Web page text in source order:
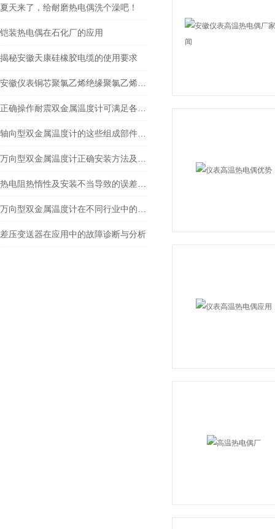
夏天来了，给耐磨热电偶洗个澡吧！
铠装热电偶在石化厂的应用
揭秘安徽天康硅橡胶电缆的使用要求
差压变送器在应用中的故障诊断与分析